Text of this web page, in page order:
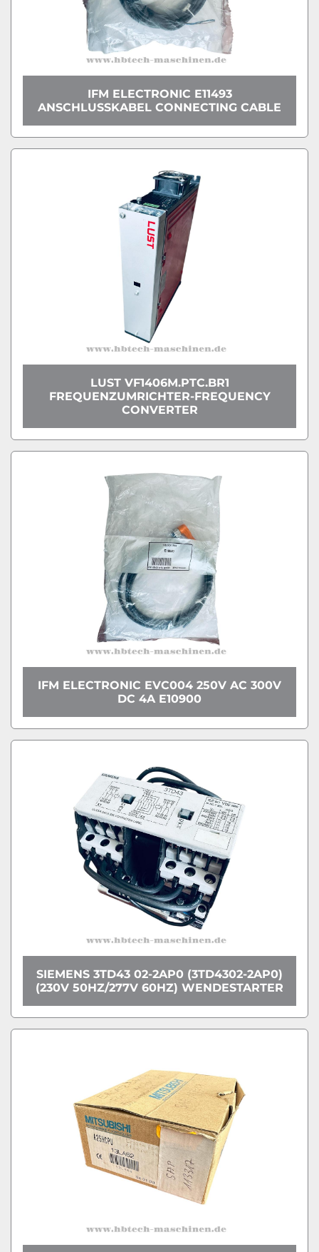
IFM ELECTRONIC E11493
ANSCHLUSSKABEL CONNECTING CABLE
LUST VF1406M.PTC.BR1
FREQUENZUMRICHTER-FREQUENCY
CONVERTER
IFM ELECTRONIC EVC004 250V AC 300V
DC 4A E10900
SIEMENS 3TD43 02-2AP0 (3TD4302-2AP0)
(230V 50HZ/277V 60HZ) WENDESTARTER